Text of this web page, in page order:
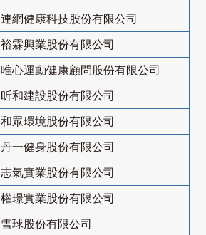
連網健康科技股份有限公司
裕霖興業股份有限公司
唯心運動健康顧問股份有限公司
昕和建設股份有限公司
和眾環境股份有限公司
丹一健身股份有限公司
志氣實業股份有限公司
權璟實業股份有限公司
雪球股份有限公司